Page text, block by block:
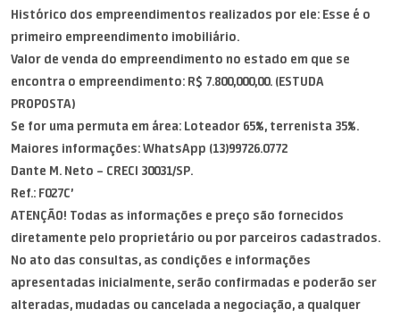
Histórico dos empreendimentos realizados por ele: Esse é o
primeiro empreendimento imobiliário.
Valor de venda do empreendimento no estado em que se
encontra o empreendimento: R$ 7.800,000,00. (ESTUDA
PROPOSTA)
Se for uma permuta em área: Loteador 65%, terrenista 35%.
Maiores informações: WhatsApp (13)99726.0772
Dante M. Neto – CRECI 30031/SP.
Ref.: F027C’
ATENÇÃO! Todas as informações e preço são fornecidos
diretamente pelo proprietário ou por parceiros cadastrados.
No ato das consultas, as condições e informações
apresentadas inicialmente, serão confirmadas e poderão ser
alteradas, mudadas ou cancelada a negociação, a qualquer